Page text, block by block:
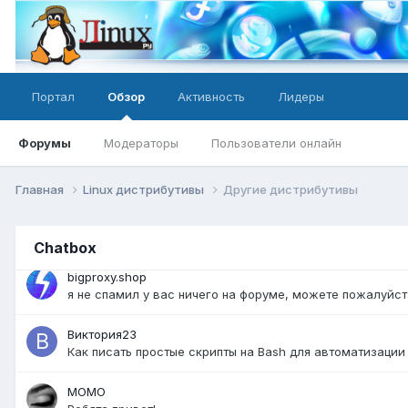
Портал Обзор
Форумы Модераторы Пользователи онлайн
Активность Лидеры
Главная Linux дистрибутивы Другие дистрибутивы
Chatbox
@bigproxy.shop спам. Не соответствие теме форума
bigproxy.shop
как нужно правильно оформить чтобы не было спама?
Firebird
@bigproxy.shop разместить можно вот тут:https://
bigproxy.shop
я не спамил у вас ничего на форуме, можете
Виктория23
Как писать простые скрипты на Bash для автоматизации
MOMO